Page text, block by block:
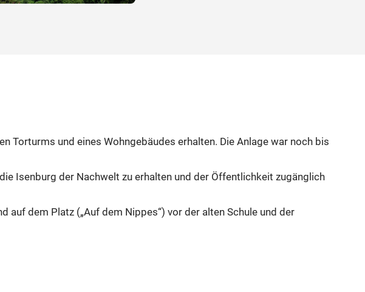
Torturms und eines Wohngebäudes erhalten. Die Anlage war noch bis
Isenburg der Nachwelt zu erhalten und der Öffentlichkeit zugänglich
auf dem Platz („Auf dem Nippes“) vor der alten Schule und der